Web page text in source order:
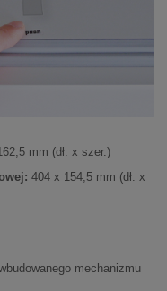
mm (dł. x szer.)
404 x 154,5 mm (dł. x
mechanizmu